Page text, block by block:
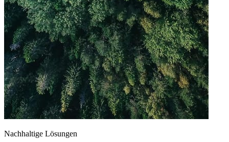
Nachhaltige Lösungen